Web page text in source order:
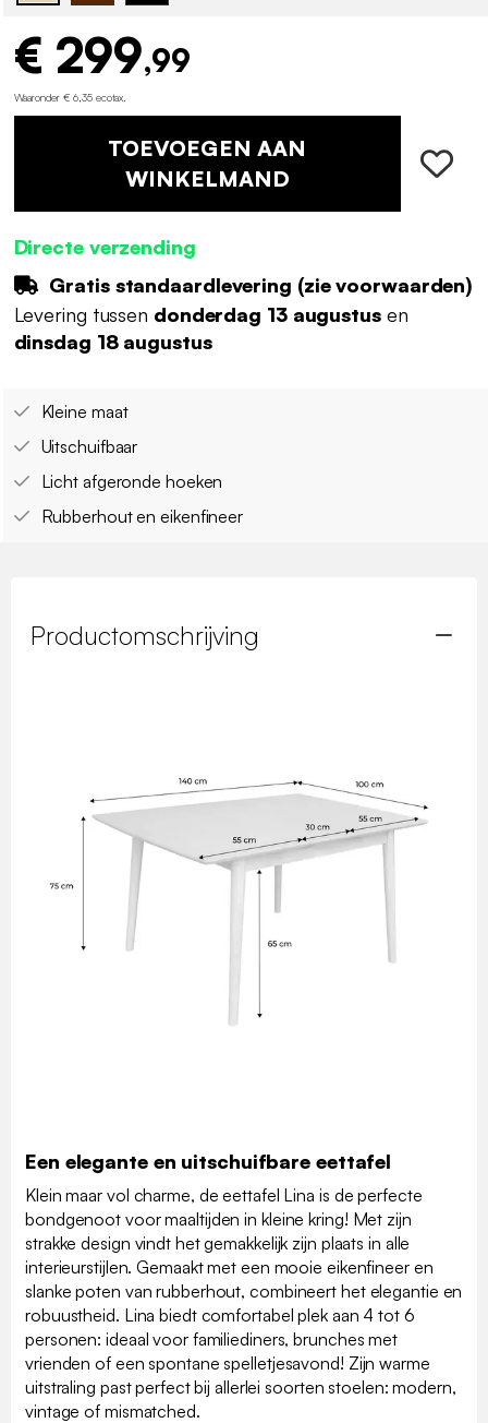
€ 299,99
Waaronder € 6,35 ecotax
TOEVOEGEN AAN
WINKELMAND
Directe verzending
Gratis standaardlevering (zie voorwaarden)
Levering tussen donderdag 13 augustusen
dinsdag 18 augustus
Kleine maat
Uitschuifbaar
Licht afgeronde hoeken
Rubberhout en eikenfineer
Productomschrijving
Een elegante en uitschuifbare eettafel
Klein maar vol charme, de eettafel Lina is de perfecte
bondgenoot voor maaltijden in kleine kring! Met zijn
strakke design vindt het gemakkelijk zijn plaats in alle
interieurstijlen. Gemaakt met een mooie eikenfineer en
slanke poten van rubberhout, combineert het elegantie en
robuustheid. Lina biedt comfortabel plek aan 4 tot 6
personen: ideaal voor familiediners, brunches met
vrienden of een spontane spelletjesavond! Zijn warme
uitstraling past perfect bij allerlei soorten stoelen: modern,
vintage of mismatched.